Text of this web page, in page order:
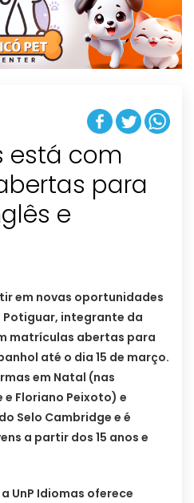
t
i
o
n
está com
para
e
em novas oportunidades
Potiguar, integrante da
matrículas abertas para
até o dia 15 de março.
em Natal (nas
e Floriano Peixoto) e
Selo Cambridge e é
a partir dos 15 anos e
UnP Idiomas oferece